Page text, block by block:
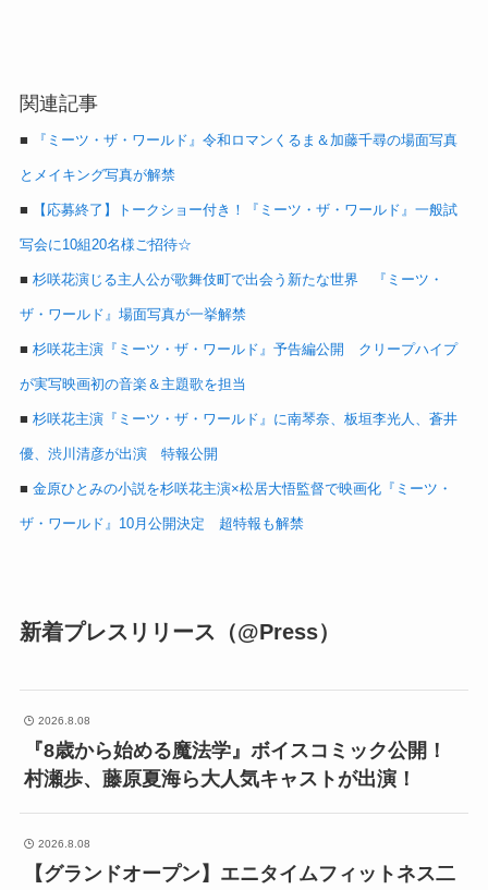
関連記事
■ 『ミーツ・ザ・ワールド』令和ロマンくるま＆加藤千尋の場面写真
とメイキング写真が解禁
■ 【応募終了】トークショー付き！『ミーツ・ザ・ワールド』一般試
写会に10組20名様ご招待☆
■ 杉咲花演じる主人公が歌舞伎町で出会う新たな世界 『ミーツ・
ザ・ワールド』場面写真が一挙解禁
■ 杉咲花主演『ミーツ・ザ・ワールド』予告編公開 クリープハイプ
が実写映画初の音楽＆主題歌を担当
■ 杉咲花主演『ミーツ・ザ・ワールド』に南琴奈、板垣李光人、蒼井
優、渋川清彦が出演 特報公開
■ 金原ひとみの小説を杉咲花主演×松居大悟監督で映画化『ミーツ・
ザ・ワールド』10月公開決定 超特報も解禁
新着プレスリリース（@Press）
2026.8.08
『8歳から始める魔法学』ボイスコミック公開！
村瀬歩、藤原夏海ら大人気キャストが出演！
2026.8.08
【グランドオープン】エニタイムフィットネス二